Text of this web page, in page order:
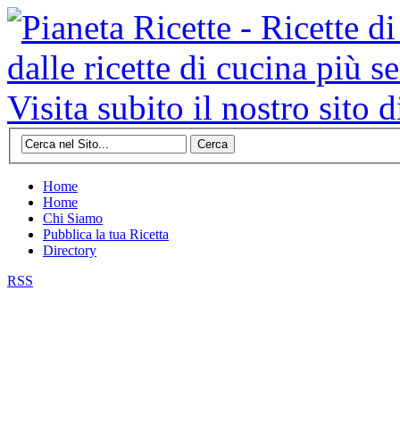
Cerca
Home
Home
Chi Siamo
Pubblica la tua Ricetta
Directory
RSS